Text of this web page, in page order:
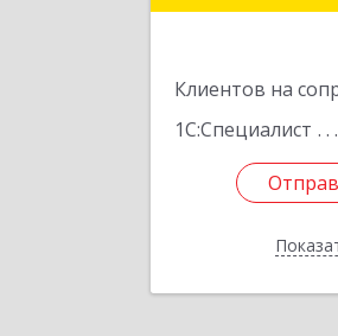
Клиентов на
1С:Специалист